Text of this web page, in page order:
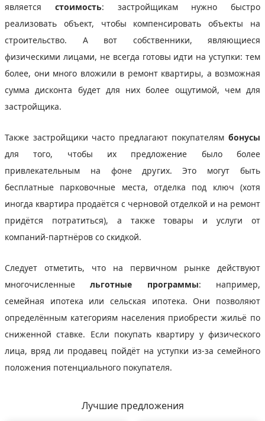
является стоимость: застройщикам нужно быстро
реализовать объект, чтобы компенсировать объекты на
строительство. А вот собственники, являющиеся
физическими лицами, не всегда готовы идти на уступки: тем
более, они много вложили в ремонт квартиры, а возможная
сумма дисконта будет для них более ощутимой, чем для
застройщика.
Также застройщики часто предлагают покупателям бонусы
для того, чтобы их предложение было более
привлекательным на фоне других. Это могут быть
бесплатные парковочные места, отделка под ключ (хотя
иногда квартира продаётся с черновой отделкой и на ремонт
придётся потратиться), а также товары и услуги от
компаний-партнёров со скидкой.
Следует отметить, что на первичном рынке действуют
многочисленныельготные программы: например,
семейная ипотека или сельская ипотека. Они позволяют
определённым категориям населения приобрести жильё по
сниженной ставке. Если покупать квартиру у физического
лица, вряд ли продавец пойдёт на уступки из-за семейного
положения потенциального покупателя.
Лучшие предложения